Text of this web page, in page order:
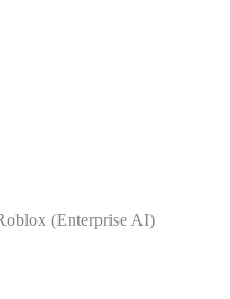
(Enterprise AI)